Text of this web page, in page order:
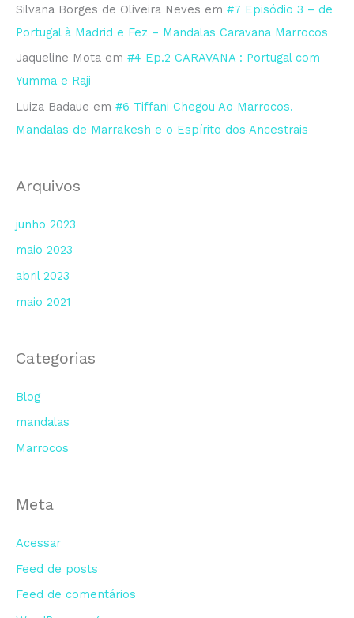
Silvana Borges de Oliveira Neves em #7 Episódio 3 – de
Portugal à Madrid e Fez – Mandalas Caravana Marrocos
Jaqueline Mota em #4 Ep.2 CARAVANA : Portugal com
Yumma e Raji
Luiza Badaue em #6 Tiffani Chegou Ao Marrocos.
Mandalas de Marrakesh e o Espírito dos Ancestrais
Arquivos
junho 2023
maio 2023
abril 2023
maio 2021
Categorias
Blog
mandalas
Marrocos
Meta
Acessar
Feed de posts
Feed de comentários